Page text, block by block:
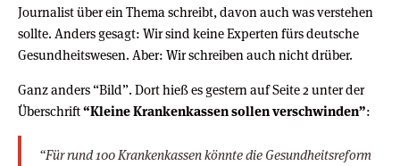
Journalist über ein Thema schreibt, davon auch was verstehen
sollte. Anders gesagt: Wir sind keine Experten fürs deutsche
Gesundheitswesen. Aber: Wir schreiben auch nicht drüber.
Ganz anders “Bild”. Dort hieß es gestern auf Seite 2 unter der
Überschrift“Kleine Krankenkassen sollen verschwinden”:
“Für rund 100 Krankenkassen könnte die Gesundheitsreform